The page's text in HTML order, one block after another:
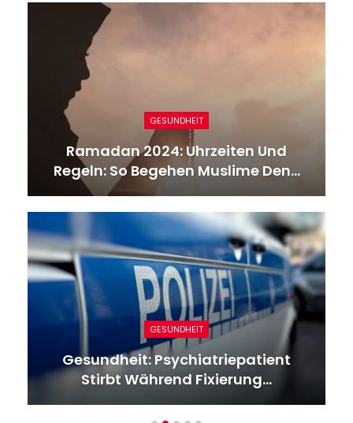
GESUNDHEIT
Ramadan 2024: Uhrzeiten Und
Regeln: So Begehen Muslime Den…
GESUNDHEIT
Gesundheit: Psychiatriepatient
Stirbt Während Fixierung…